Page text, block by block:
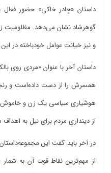
داستان «چادر خاکی» حضور
گوهرشاد نشان میدهد. مظلومیت
و نیز خیانت عوامل خودباخته در
داستان آخر با عنوان «مردی روی
همسرش را از دست دادهاست و
هوشیاری سیاسی یک زن و خاموش
از دینداری مردم برای نیل به
در آخر باید گفت این
از مهم‌ترین نقاط قوت آن به